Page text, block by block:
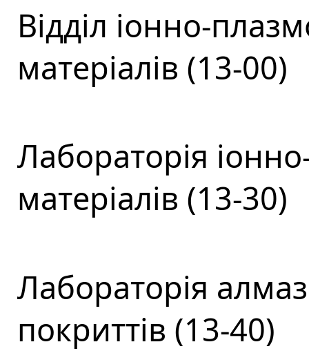
Відділ іонно-
матеріалів (13-00)
Лабораторія
матеріалів (13-30)
Лабораторія
покриттів (13-40)